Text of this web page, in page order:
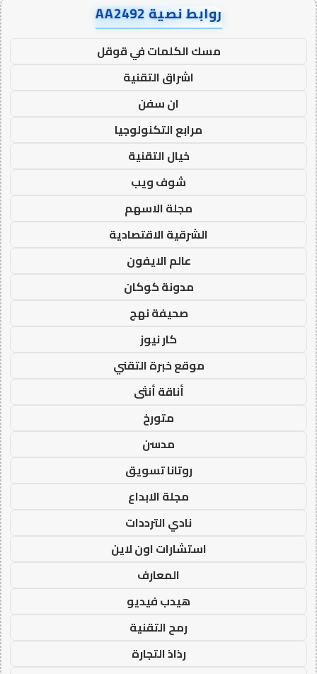
روابط نصية AA2492
مسك الكلمات في قوقل
اشراق التقنية
ان سفن
مرابع التكنولوجيا
خيال التقنية
شوف ويب
مجلة الاسهم
الشرقية الاقتصادية
عالم الايفون
مدونة كوكان
صحيفة نهج
كار نيوز
موقع خبرة التقني
أناقة أنثى
متورخ
مدسن
روتانا تسويق
مجلة الابداع
نادي الترددات
استشارات اون لاين
المعارف
هيدب فيديو
رمح التقنية
رذاذ التجارة